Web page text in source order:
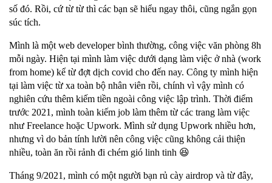
số đó. Rồi, cứ từ từ thì các bạn sẽ hiểu ngay thôi, cũng ngắn gọn
súc tích.
Mình là một web developer bình thường, công việc văn phòng 8h
mỗi ngày. Hiện tại mình làm việc dưới dạng làm việc ở nhà (work
from home) kể từ đợt dịch covid cho đến nay. Công ty mình hiện
tại làm việc từ xa toàn bộ nhân viên rồi, chính vì vậy mình có
nghiên cứu thêm kiếm tiền ngoài công việc lập trình. Thời điểm
trước 2021, mình toàn kiếm job làm thêm từ các trang làm việc
như Freelance hoặc Upwork. Mình sử dụng Upwork nhiều hơn,
nhưng vì do bản tính lười nên công việc cũng không cải thiện
nhiều, toàn ăn rồi rảnh đi chém gió linh tinh 😆
Tháng 9/2021, mình có một người bạn rủ cày airdrop và từ đây,